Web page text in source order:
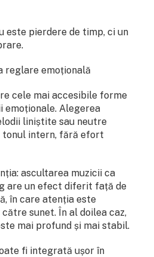
este pierdere de timp, ci un
reglare emoțională
cele mai accesibile forme
emoționale. Alegerea
liniștite sau neutre
tonul intern, fără efort
ascultarea muzicii ca
are un efect diferit față de
în care atenția este
sunet. În al doilea caz,
mai profund și mai stabil.
fi integrată ușor în